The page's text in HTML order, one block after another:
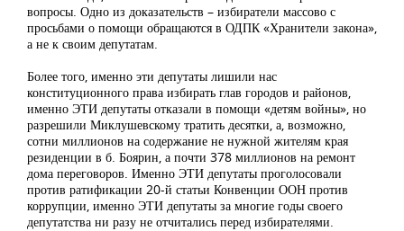
вопросы. Одно из доказательств – избиратели массово с
просьбами о помощи обращаются в ОДПК «Хранители закона»,
а не к своим депутатам.
Более того, именно эти депутаты лишили нас
конституционного права избирать глав городов и районов,
именно ЭТИ депутаты отказали в помощи «детям войны», но
разрешили Миклушевскому тратить десятки, а, возможно,
сотни миллионов на содержание не нужной жителям края
резиденции в б. Боярин, а почти 378 миллионов на ремонт
дома переговоров. Именно ЭТИ депутаты проголосовали
против ратификации 20-й статьи Конвенции ООН против
коррупции, именно ЭТИ депутаты за многие годы своего
депутатства ни разу не отчитались перед избирателями.